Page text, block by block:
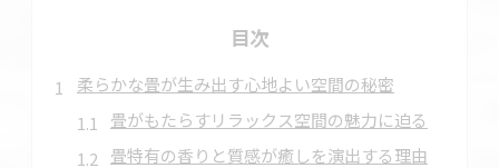
目次
柔らかな畳が生み出す心地よい空間の秘密
畳がもたらすリラックス空間の魅力に迫る
畳特有の香りと質感が癒しを演出する理由